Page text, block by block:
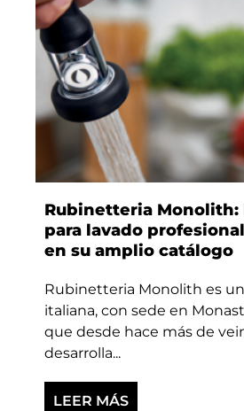
Rubinetteria Monolith:
para lavado
en su amplio catálogo
Rubinetteria Monolith es
italiana, con sede en
que desde hace más de
desarrolla...
LEER MÁS